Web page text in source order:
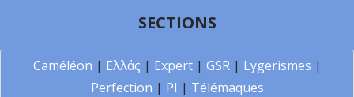
SECTIONS
Caméléon | Ελλάς | Expert| GSR| Lygerismes |
Perfection | PI | Télémaques